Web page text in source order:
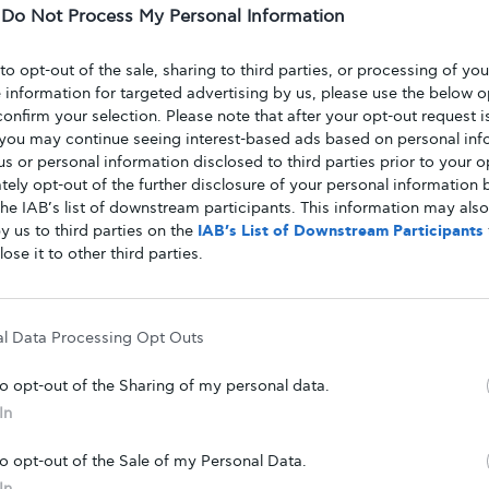
Do Not Process My Personal Information
opt-out of the sale, sharing to third parties, or processing of
information for targeted advertising by us, please use the below
your selection. Please note that after your opt-out request
may continue seeing interest-based ads based on personal
or personal information disclosed to third parties prior to your
opt-out of the further disclosure of your personal information
IAB’s list of downstream participants. This information may
us to third parties on the IAB’s List of Downstream Participants
it to other third parties.
Data Processing Opt Outs
opt-out of the Sharing of my personal data.
opt-out of the Sale of my Personal Data.
.Καταφέραμε να αποδείξουμε ότι και το RNA, και
κύτταρα του λεπτού εντέρου. Επιπλέον, η
ινσουλίνης είναι άθικτη σε αυτά τα κύτταρα.»
έντερο εμβρύων παράγουν αυθόρμητα
ότι η παραγωγή ινσουλίνης στο λεπτό
ανάπτυξη και ωρίμανση του εντέρου πριν την
ανθρώπινο σώμα παράγει ινσουλίνη μόνο από
Ο διαβήτης τύπου 1 εμφανίζεται όταν
βήτα κύτταρα,
για την ρύθμιση των επιπέδων του
για την επιβίωση.
να οδηγήσει σε
ινσουλινοπαραγωγών κυττάρων που
σώματος.
αποτελούν μια θαυμάσια πιθανή πηγή
συνεχώς από εντερικά βλαστοκύτταρα»